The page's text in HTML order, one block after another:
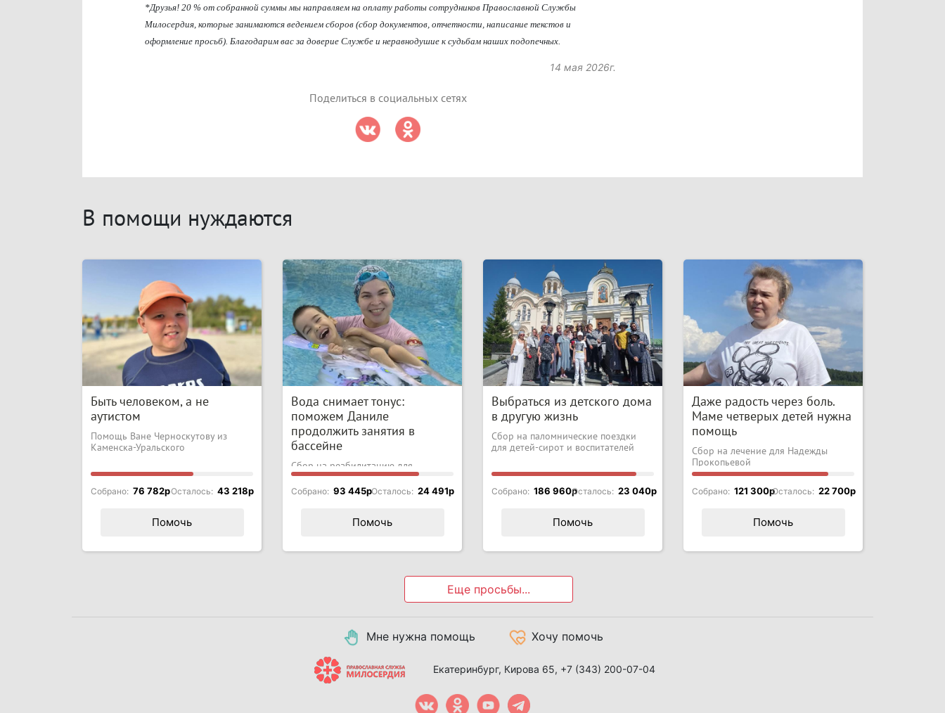
*Друзья! 20 % от собранной суммы мы направляем на оплату работы сотрудников Православной Службы
Милосердия, которые занимаются ведением сборов (сбор документов, отчетности, написание текстов и
оформление просьб). Благодарим вас за доверие Службе и неравнодушие к судьбам наших подопечных.
14 мая 2026г.
Поделиться в социальных сетях
В помощи нуждаются
Быть человеком, а не
аутистом
Помощь Ване Черноскутову из
Каменска-Уральского
Собрано: 76 782pОсталось: 43 218p
Помочь
Вода снимает тонус:
поможем Даниле
продолжить занятия в
бассейне
Сбор на реабилитацию для
мальчика с ДЦП
Собрано: 93 445pОсталось: 24 491p
Помочь
Выбраться из детского дома
в другую жизнь
Сбор на паломнические поездки
для детей-сирот и воспитателей
Собрано: 186 960pОсталось: 23 040p
Помочь
Даже радость через боль.
Маме четверых детей нужна
помощь
Сбор на лечение для Надежды
Прокопьевой
Собрано: 121 300pОсталось: 22 700p
Помочь
Еще просьбы...
Мне нужна помощь Хочу помочь
Екатеринбург, Кирова 65, +7 (343) 200-07-04